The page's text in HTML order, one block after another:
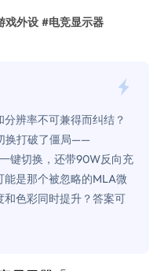
戏外设 #电竞显示器
辨率不可兼得而纠结？
换打破了僵局——
键切换，还带90W反向充
能是那个被忽略的MLA微
色彩同时提升？答案可